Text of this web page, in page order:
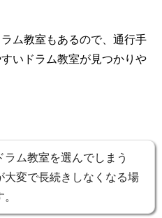
ム教室もあるので、通行手
いドラム教室が見つかりや
ラム教室を選んでしまう
大変で長続きしなくなる場